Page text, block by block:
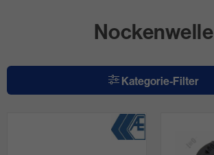
Nockenwelle
Kategorie-Filter